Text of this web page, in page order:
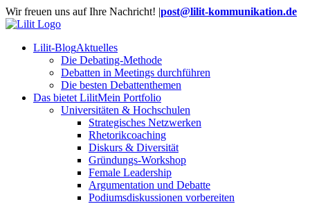
Zum
Inhalt
Wir freuen uns auf Ihre Nachricht! |post@lilit-kommunikation.de
Lilit-BlogAktuelles
Die Debating-Methode
Debatten in Meetings durchführen
Die besten Debattenthemen
Das bietet LilitMein Portfolio
Universitäten & Hochschulen
Strategisches Netzwerken
Rhetorikcoaching
Diskurs & Diversität
Gründungs-Workshop
Female Leadership
Argumentation und Debatte
Podiumsdiskussionen vorbereiten